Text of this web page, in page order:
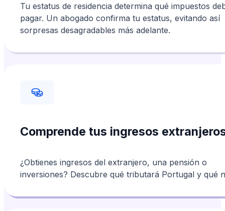
Tu estatus de residencia determina qué impuestos
pagar. Un abogado confirma tu estatus, evitando así
sorpresas desagradables más adelante.
Comprende tus ingresos
¿Obtienes ingresos del extranjero, una pensión o
inversiones? Descubre qué tributará Portugal y qué